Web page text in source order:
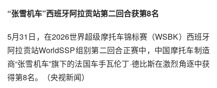
“张雪机车”西班牙阿拉贡站第二回合获第8名
5月31日，在2026世界超级摩托车锦标赛（WSBK）西班牙
阿拉贡站WorldSSP组别第二回合正赛中，中国摩托车制造
商“张雪机车”旗下的法国车手瓦伦丁·德比斯在激烈角逐中获
得第8名。（央视新闻）